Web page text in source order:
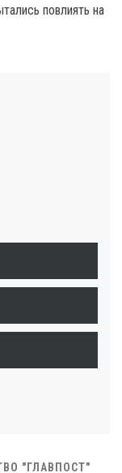
повлиять на
"ГЛАВПОСТ"